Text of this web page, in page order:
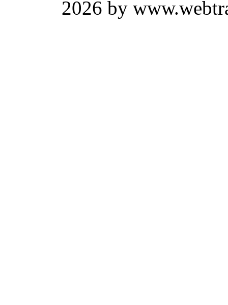
2026 by